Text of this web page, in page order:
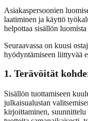
Asiakaspersoonien
laatiminen ja käyttö
helpottaa sisällön
Seuraavassa on kuusi
hyödyntämiseen liittyvää
1. Terävöität
Sisällön tuottamiseen
julkaisualustan
kirjoittaminen,